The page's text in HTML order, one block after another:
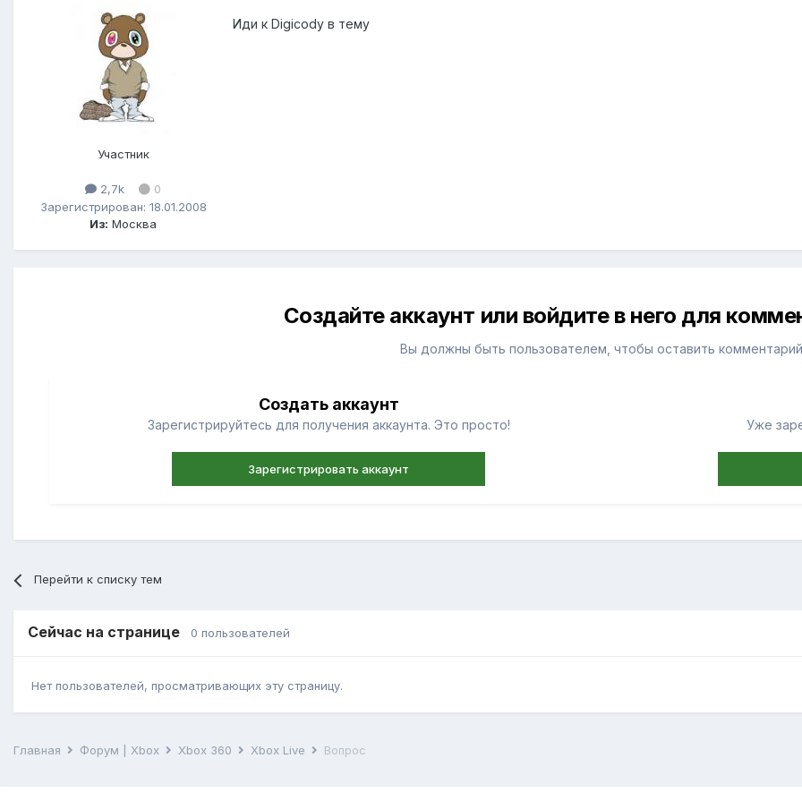
Участник
2,7k
0
Зарегистрирован: 18.01.2008
Из: Москва
Иди к Digicodу в тему
Создайте аккаунт или войдите в него для
Вы должны быть пользователем, чтобы оставить комментарий
Создать аккаунт
Зарегистрируйтесь для получения аккаунта. Это просто!
Зарегистрировать аккаунт
Уже
Перейти к списку тем
Сейчас на странице 0 пользователей
Нет пользователей, просматривающих эту страницу.
Главная Форум | Xbox Xbox 360 Xbox Live Вопрос